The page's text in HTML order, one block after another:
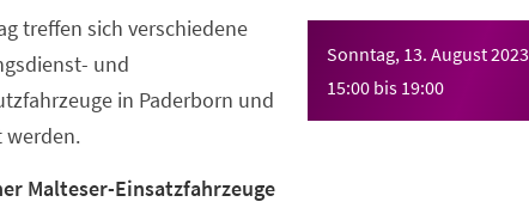
Sonntag, 13. August 2023
15:00 bis 19:00
treffen sich verschiedene
und
in Paderborn und
werden.
Malteser-Einsatzfahrzeuge